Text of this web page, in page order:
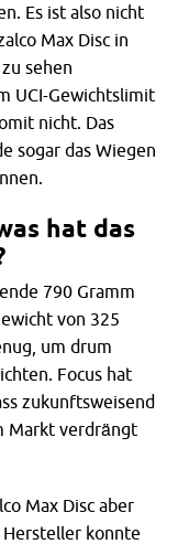
Es ist also nicht
Max Disc in
sehen
UCI-Gewichtslimit
nicht. Das
sogar das Wiegen
hat das
790 Gramm
von 325
um drum
Focus hat
zukunftsweisend
Markt verdrängt
Max Disc aber
konnte